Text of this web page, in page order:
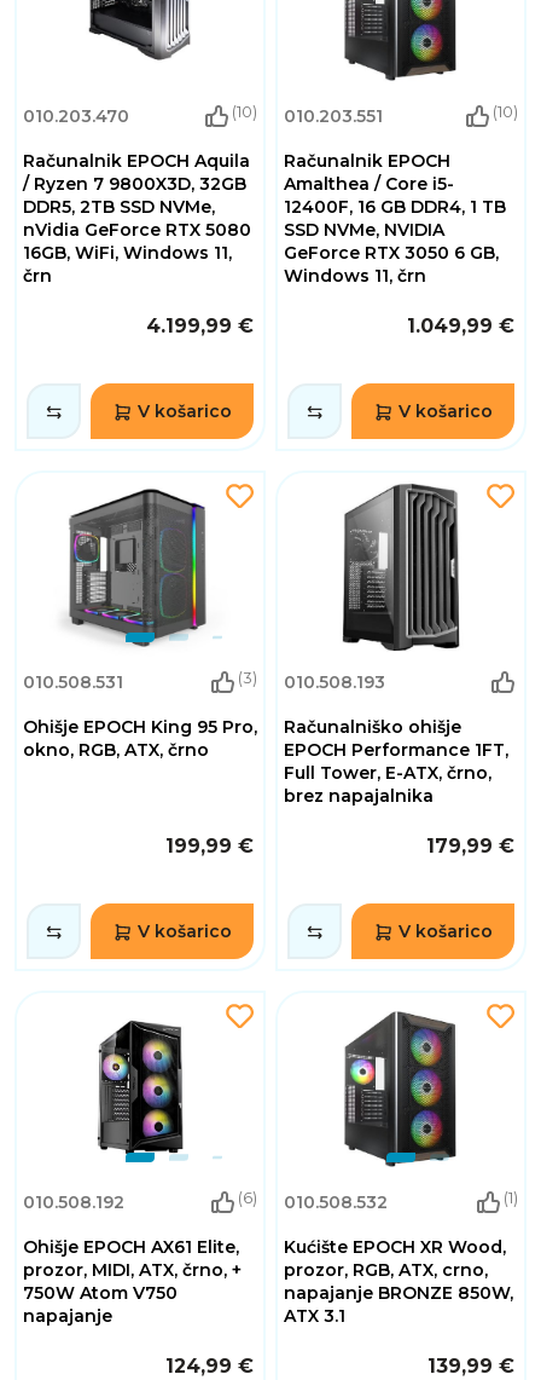
010.203.470 (10)
Računalnik EPOCH Aquila
/ Ryzen 7 9800X3D, 32GB
DDR5, 2TB SSD NVMe,
nVidia GeForce RTX 5080
16GB, WiFi, Windows 11,
črn
4.199,99 €
V košarico
010.203.551 (10)
Računalnik EPOCH
Amalthea / Core i5-
12400F, 16 GB DDR4, 1 TB
SSD NVMe, NVIDIA
GeForce RTX 3050 6 GB,
Windows 11, črn
1.049,99 €
V košarico
010.508.531 (3)
Ohišje EPOCH King 95 Pro,
okno, RGB, ATX, črno
199,99 €
V košarico
010.508.193
Računalniško ohišje
EPOCH Performance 1FT,
Full Tower, E-ATX, črno,
brez napajalnika
179,99 €
V košarico
010.508.192 (6)
Ohišje EPOCH AX61 Elite,
prozor, MIDI, ATX, črno, +
750W Atom V750
napajanje
124,99 €
010.508.532 (1)
Kućište EPOCH XR Wood,
prozor, RGB, ATX, crno,
napajanje BRONZE 850W,
ATX 3.1
139,99 €